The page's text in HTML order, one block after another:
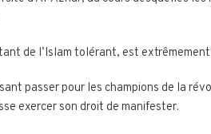
de l’Islam tolérant, est
passer pour les champions de la
exercer son droit de manifester.